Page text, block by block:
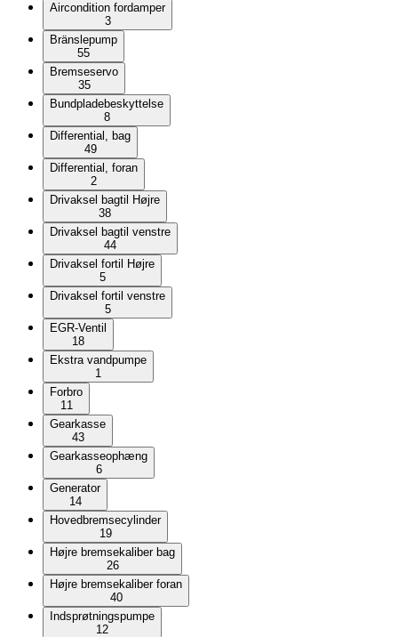
Aircondition fordamper
3
Bränslepump
55
Bremseservo
35
Bundpladebeskyttelse
8
Differential, bag
49
Differential, foran
2
Drivaksel bagtil Højre
38
Drivaksel bagtil venstre
44
Drivaksel fortil Højre
5
Drivaksel fortil venstre
5
EGR-Ventil
18
Ekstra vandpumpe
1
Forbro
11
Gearkasse
43
Gearkasseophæng
6
Generator
14
Hovedbremsecylinder
19
Højre bremsekaliber bag
26
Højre bremsekaliber foran
40
Indsprøtningspumpe
12